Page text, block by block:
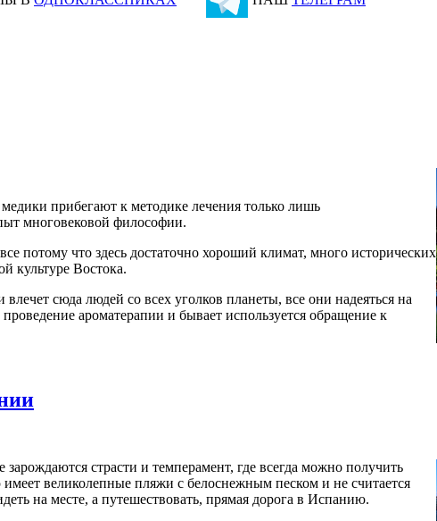
прибегают к методике лечения только лишь
многовековой философии.
потому что здесь достаточно хороший климат, много исторических
культуре Востока.
сюда людей со всех уголков планеты, все они надеяться на
ароматерапии и бывает используется обращение к
страсти и темперамент, где всегда можно получить
великолепные пляжи с белоснежным песком и не считается
на месте, а путешествовать, прямая дорога в Испанию.